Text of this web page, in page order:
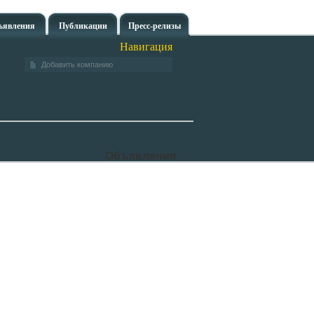
Публикации Пресс-релизы
Навигация
Добавить компанию